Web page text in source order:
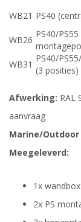
WB21 PS40
WB26
PS40/PS55
WB31
PS40/
(3 posities)
Afwerking: RAL
aanvraag
Marine/
Meegeleverd:
1x wandbox
2x PS